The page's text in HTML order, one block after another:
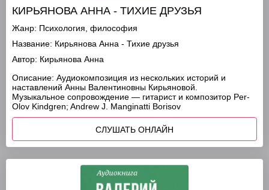
КИРЬЯНОВА АННА - ТИХИЕ ДРУЗЬЯ
Жанр: Психология, философия
Название: Кирьянова Анна - Тихие друзья
Автор: Кирьянова Анна
Описание: Аудиокомпозиция из нескольких историй и
наставлений Анны Валентиновны Кирьяновой.
Музыкальное сопровождение — гитарист и композитор Per-
Olov Kindgren; Andrew J. Manginatti Borisov
СЛУШАТЬ ОНЛАЙН